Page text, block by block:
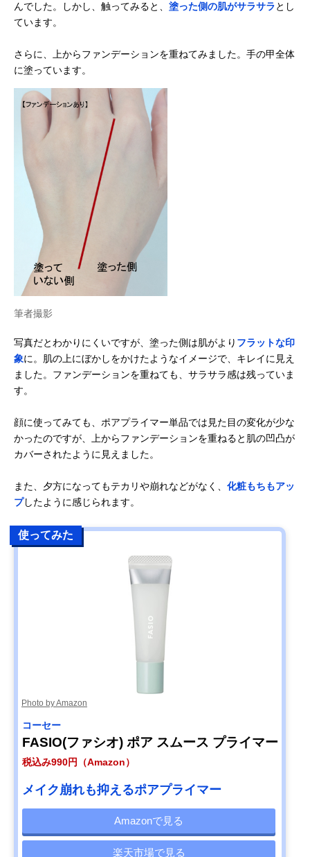
んでした。しかし、触ってみると、 塗った側の肌がサラサラとし
ています。
さらに、上からファンデーションを重ねてみました。手の甲全体
に塗っています。
筆者撮影
写真だとわかりにくいですが、塗った側は肌がより フラットな印
象に。肌の上にぼかしをかけたようなイメージで、キレイに見え
ました。ファンデーションを重ねても、サラサラ感は残っていま
す。
顔に使ってみても、ポアプライマー単品では見た目の変化が少な
かったのですが、上からファンデーションを重ねると肌の凹凸が
カバーされたように見えました。
また、夕方になってもテカリや崩れなどがなく、 化粧もちもアッ
プしたように感じられます。
使ってみた
Photo by Amazon
コーセー
FASIO(ファシオ) ポア スムース プライマー
税込み990円（Amazon）
メイク崩れも抑えるポアプライマー
Amazonで見る
楽天市場で見る